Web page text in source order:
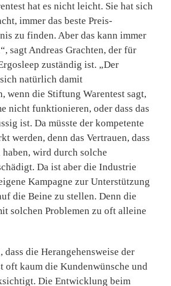
hat es nicht leicht. Sie hat sich
immer das beste Preis-
zu finden. Aber das kann immer
sagt Andreas Grachten, der für
zuständig ist. „Der
natürlich damit
wenn die Stiftung Warentest sagt,
nicht funktionieren, oder dass das
ist. Da müsste der kompetente
werden, denn das Vertrauen, dass
wird durch solche
Da ist aber die Industrie
Kampagne zur Unterstützung
die Beine zu stellen. Denn die
solchen Problemen zu oft alleine
dass die Herangehensweise der
oft kaum die Kundenwünsche und
Die Entwicklung beim